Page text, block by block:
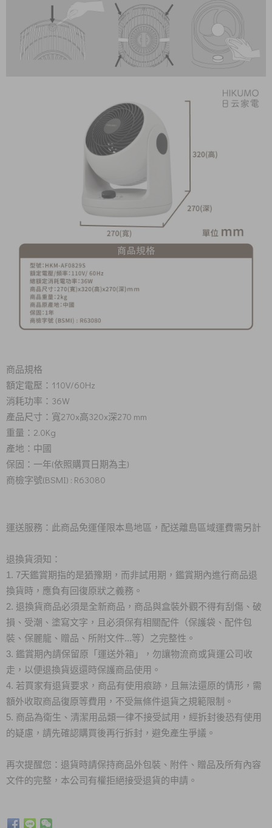
商品規格
額定電壓：110V/60Hz
消耗功率：36W
產品尺寸：寬270x高320x深270 mm
重量：2.0Kg
產地：中國
保固：一年(依照購買日期為主)
商檢字號(BSMI) : R63080
運送服務：此商品免運僅限本島地區，配送離島區域運費需另計
退換貨須知：
1. 7天鑑賞期指的是猶豫期，而非試用期，鑑賞期內進行商品退
換貨時，應負有回復原狀之義務。
2. 退換貨商品必須是全新商品，商品與盒裝外觀不得有刮傷、破
損、受潮、塗寫文字，且必須保有相關配件（保護袋、配件包
裝、保麗龍、贈品、所附文件...等）之完整性。
3. 鑑賞期內請保留原「運送外箱」，勿讓物流商或貨運公司收
走，以便退換貨返還時保護商品使用。
4. 若買家有退貨要求，商品有使用痕跡，且無法還原的情形，需
額外收取商品復原等費用，不受無條件退貨之規範限制。
5. 商品為衛生、清潔用品類一律不接受試用，經拆封後恐有使用
的疑慮，請先確認購買後再行拆封，避免產生爭議。
再次提醒您：退貨時請保持商品外包裝、附件、贈品及所有內容
文件的完整，本公司有權拒絕接受退貨的申請。